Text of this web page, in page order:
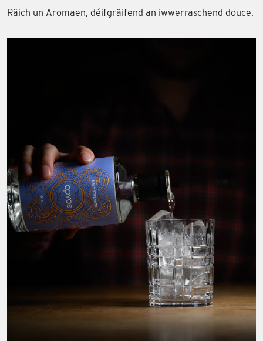
Räich un Aromaen, déifgräifend an iwwerraschend douce.